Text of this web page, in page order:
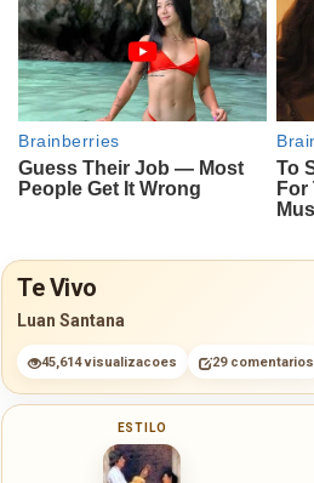
Te Vivo
Luan Santana
45,614 visualizacoes 29 comentarios
ESTILO